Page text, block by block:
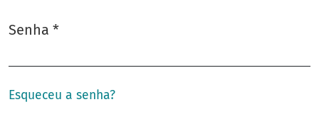
Senha *
Esqueceu a senha?